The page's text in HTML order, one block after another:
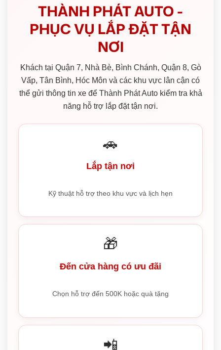
THÀNH PHÁT AUTO -
PHỤC VỤ LẮP ĐẶT TẬN
NƠI
Khách tại Quận 7, Nhà Bè, Bình Chánh, Quận 8, Gò
Vấp, Tân Bình, Hóc Môn và các khu vực lân cận có
thể gửi thông tin xe để Thành Phát Auto kiểm tra khả
năng hỗ trợ lắp đặt tận nơi.
🚗
Lắp tận nơi
Kỹ thuật hỗ trợ theo khu vực và lịch hẹn
🎁
Đến cửa hàng có ưu đãi
Chọn hỗ trợ đến 500K hoặc quà tặng
📲